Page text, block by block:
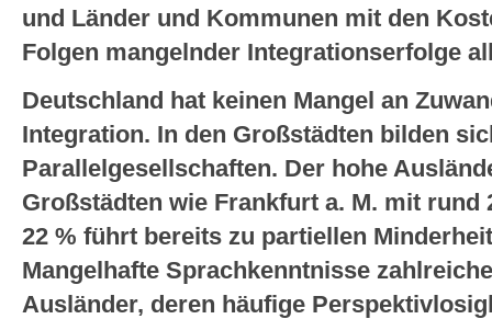
und Länder und Kommunen mit den
Folgen mangelnder Integrationserfolge
Deutschland hat keinen Mangel an
Integration. In den Großstädten bilden
Parallelgesellschaften. Der hohe
Großstädten wie Frankfurt a. M. mit rund
22 % führt bereits zu partiellen
Mangelhafte Sprachkenntnisse
Ausländer, deren häufige